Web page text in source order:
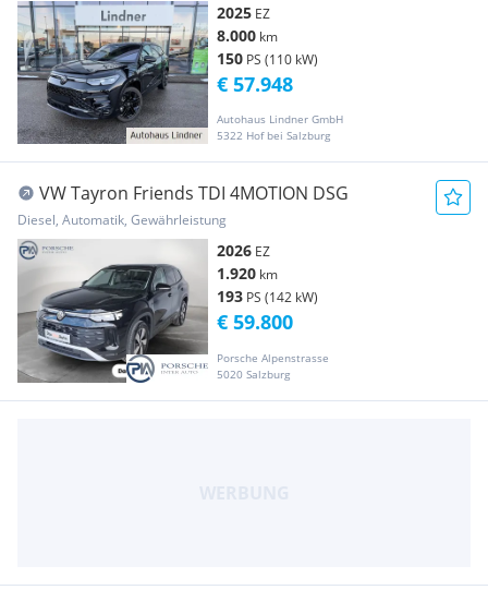
2025 EZ
8.000 km
150 PS (110 kW)
Autohaus Lindner GmbH
5322 Hof bei Salzburg
€ 57.948
VW Tayron Friends TDI 4MOTION DSG
Diesel, Automatik, Gewährleistung
2026 EZ
1.920 km
193 PS (142 kW)
Porsche Alpenstrasse
5020 Salzburg
€ 59.800